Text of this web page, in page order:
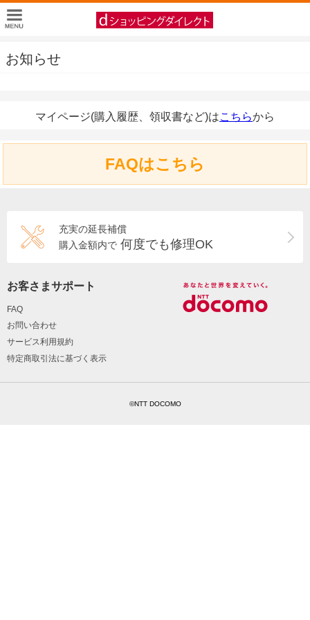
お知らせ
マイページ(購入履歴、領収書など)はこちらから
FAQはこちら
充実の延長補償
購入金額内で 何度でも修理OK
お客さまサポート
FAQ
お問い合わせ
サービス利用規約
特定商取引法に基づく表示
©NTT DOCOMO